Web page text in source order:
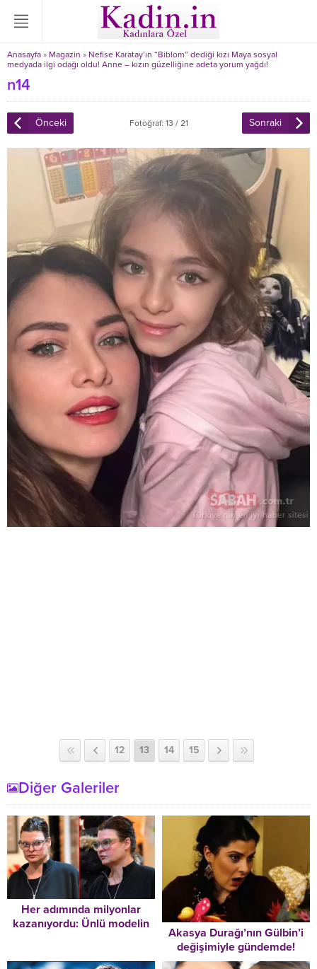
Anasayfa » Magazin » Nefise Karatay’ın “Biblom” dediği kızı Maya sosyal
medyada ilgi odağı oldu! Anne – kızın güzelliğine adeta yorum yağdı!
n14
Önceki Fotoğraf: 13 / 21 Sonraki
12 13 14 15
Diğer Galeriler
Her adımında milyonlar
kazanıyordu: Ünlü modelin
Akasya Durağı’nın Gülbin’i
değişimiyle gündemde!
Güzelliği hayran bıraktı